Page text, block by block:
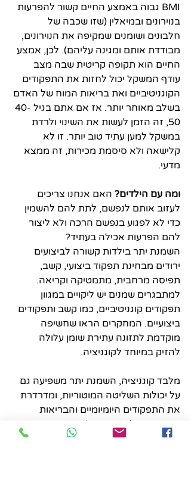
BMI גבוה באמצע החיים קשור להפרעות
בנוירונים ובמיאלין (שזו שכבה של
חלבונים ושומנים שמקיפה את הנוירונים,
מבודדת אותם ומגינה עליהם). לכן, אמצע
החיים הוא תקופה קריטית שבה מצב
עודף המשקל יכול לחזות את התפקודים
הקוגניטיביים ואת בריאות המוח של האדם
בשלב מאוחר יותר. אז אם אתם בגיל 40-
50, זה הזמן לעשות את השינוי ולרדת
במשקל למען עתיד טוב יותר. זו לא
קלישאה ולא סיסמת מכירות, זה ממצא
מדעי.
ומה עם הילדים? האם אנחנו צריכים
לעזוב אותם לנפשם, לתת להם להשמין
כדי לא לפגוע בנפשם הרכה ולא ליצור
להם הפרעות אכילה בעתיד?
השמנת יתר בילדות קשורה לביצועים
ירודים מבחינת תפקוד ביצועי, קשב,
תפיסה מרחבית, מתמטיקה וקריאה.
למתבגרים שמנים יש ליקויים במגוון
תפקודים קוגניטיביים, כמו קשב ותפקודים
ביצועיים. המחקרים הראו שחשיפה
מוקדמת לתזונה עתירת שומן עלולה
להזיק במיוחד לקוגניציה.
מלבד קוגניציה, השמנת יתר משפיעה גם
על יכולות השליטה המוטוריות, ומדרדרת
את התפקודים היומיומיים והבריאות
היומיומית. ילדים הסובלים מהשמנת יתר
או עודף משקל הם בעלי יכולת מופחתת